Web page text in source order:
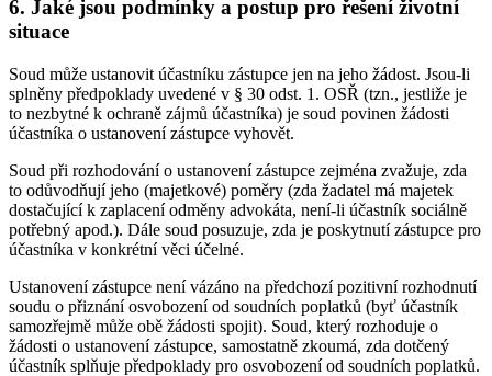
6. Jaké jsou podmínky a postup pro řešení životní
situace
Soud může ustanovit účastníku zástupce jen na jeho žádost. Jsou-li
splněny předpoklady uvedené v § 30 odst. 1. OSŘ (tzn., jestliže je
to nezbytné k ochraně zájmů účastníka) je soud povinen žádosti
účastníka o ustanovení zástupce vyhovět.
Soud při rozhodování o ustanovení zástupce zejména zvažuje, zda
to odůvodňují jeho (majetkové) poměry (zda žadatel má majetek
dostačující k zaplacení odměny advokáta, není-li účastník sociálně
potřebný apod.). Dále soud posuzuje, zda je poskytnutí zástupce pro
účastníka v konkrétní věci účelné.
Ustanovení zástupce není vázáno na předchozí pozitivní rozhodnutí
soudu o přiznání osvobození od soudních poplatků (byť účastník
samozřejmě může obě žádosti spojit). Soud, který rozhoduje o
žádosti o ustanovení zástupce, samostatně zkoumá, zda dotčený
účastník splňuje předpoklady pro osvobození od soudních poplatků.